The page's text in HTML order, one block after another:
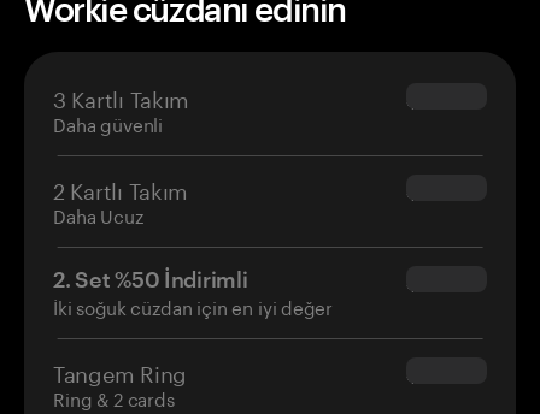
Workie cüzdanı edinin
3 Kartlı Takım
Daha güvenli
$69.90
2 Kartlı Takım
Daha Ucuz
$54.90
2. Set %50 İndirimli
İki soğuk cüzdan için en iyi değer
$34.95
Tangem Ring
Ring & 2 cards
$160.00